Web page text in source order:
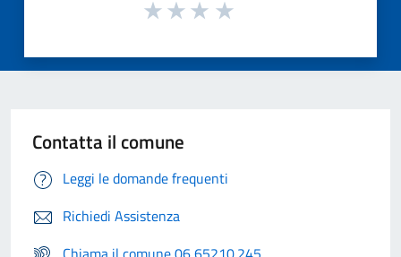
Contatta il comune
Leggi le domande frequenti
Richiedi Assistenza